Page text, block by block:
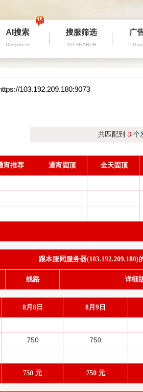
AI搜索
DeepSeek
搜服筛选
AD SEARCH
广
共匹配到 3 个
宵推荐 通宵固顶 全天固顶
跟本服同服务器(103.192.209.180)
线路 详细
8月8日 8月9日
750 750
750 元 750 元